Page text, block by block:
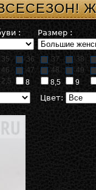
: Размер :
35 36 37 38
46 47 48 49
2,5 8 8,5 9
Цвет: